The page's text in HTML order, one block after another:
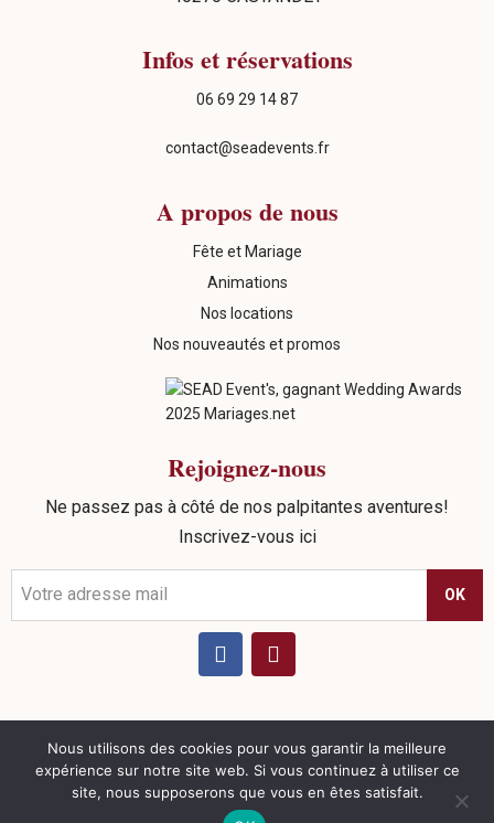
Infos et réservations
06 69 29 14 87
contact@seadevents.fr
A propos de nous
Fête et Mariage
Animations
Nos locations
Nos nouveautés et promos
Rejoignez-nous
Ne passez pas à côté de nos palpitantes aventures!
Inscrivez-vous ici
OK
© 2026 Sead Events. tous droits réservés |
Politique de
confidentialité | Mentions Légales CGV | Réalisation
Nouveausoft.com
Nous utilisons des cookies pour vous garantir la meilleure
expérience sur notre site web. Si vous continuez à utiliser ce
site, nous supposerons que vous en êtes satisfait.